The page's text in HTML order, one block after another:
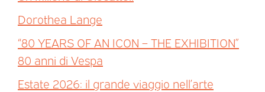
Dorothea Lange
“80 YEARS OF AN ICON – THE EXHIBITION”
80 anni di Vespa
Estate 2026: il grande viaggio nell’arte